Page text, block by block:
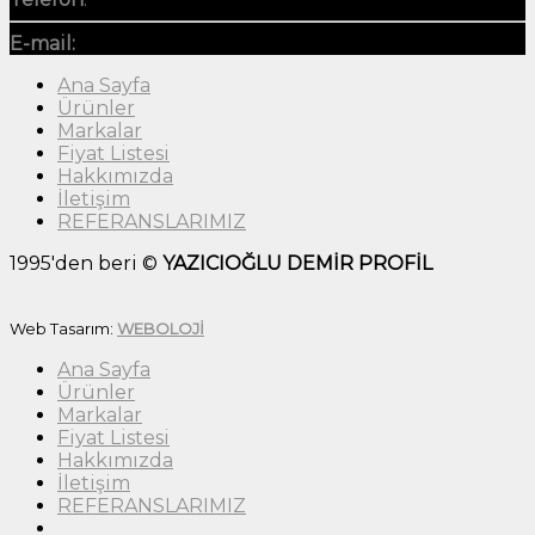
E-mail:
Ana Sayfa
Ürünler
Markalar
Fiyat Listesi
Hakkımızda
İletişim
REFERANSLARIMIZ
1995'den beri © YAZICIOĞLU DEMİR PROFİL
Web Tasarım: WEBOLOJİ
Ana Sayfa
Ürünler
Markalar
Fiyat Listesi
Hakkımızda
İletişim
REFERANSLARIMIZ